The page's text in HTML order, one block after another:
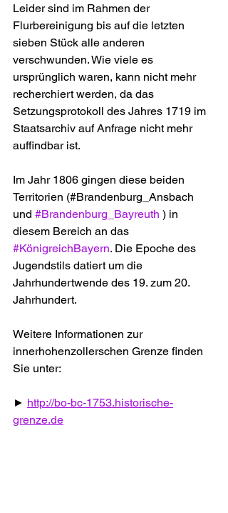
Leider sind im Rahmen der
Flurbereinigung bis auf die letzten
sieben Stück alle anderen
verschwunden. Wie viele es
ursprünglich waren, kann nicht mehr
recherchiert werden, da das
Setzungsprotokoll des Jahres 1719 im
Staatsarchiv auf Anfrage nicht mehr
auffindbar ist.
Im Jahr 1806 gingen diese beiden
Territorien (#Brandenburg_Ansbach
und #Brandenburg_Bayreuth ) in
diesem Bereich an das
#KönigreichBayern. Die Epoche des
Jugendstils datiert um die
Jahrhundertwende des 19. zum 20.
Jahrhundert.
Weitere Informationen zur
innerhohenzollerschen Grenze finden
Sie unter:
► http://bo-bc-1753.historische-
grenze.de